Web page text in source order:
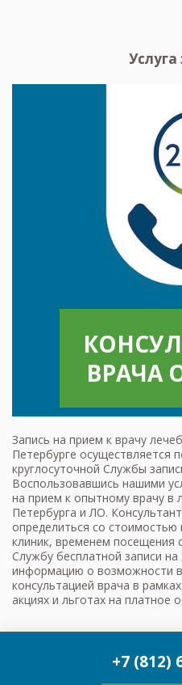
ВРАЧА
Запись на прием к врачу
Петербурге осуществляется
круглосуточной Службы
Воспользовавшись нашими
на прием к опытному врачу в
Петербурга и ЛО.
определиться со
клиник, временем посещения
Службу бесплатной записи на
информацию о возможности
консультацией врача в
акциях и льготах на платное
+7 (812)